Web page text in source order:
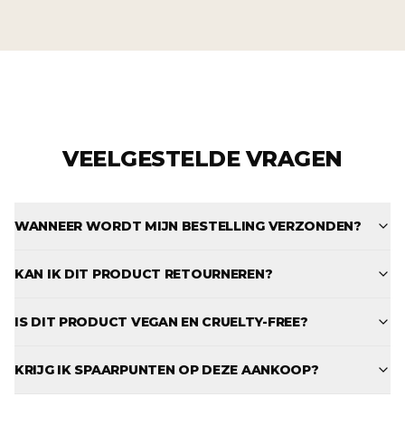
VEELGESTELDE VRAGEN
WANNEER WORDT MIJN BESTELLING VERZONDEN?
KAN IK DIT PRODUCT RETOURNEREN?
IS DIT PRODUCT VEGAN EN CRUELTY-FREE?
KRIJG IK SPAARPUNTEN OP DEZE AANKOOP?